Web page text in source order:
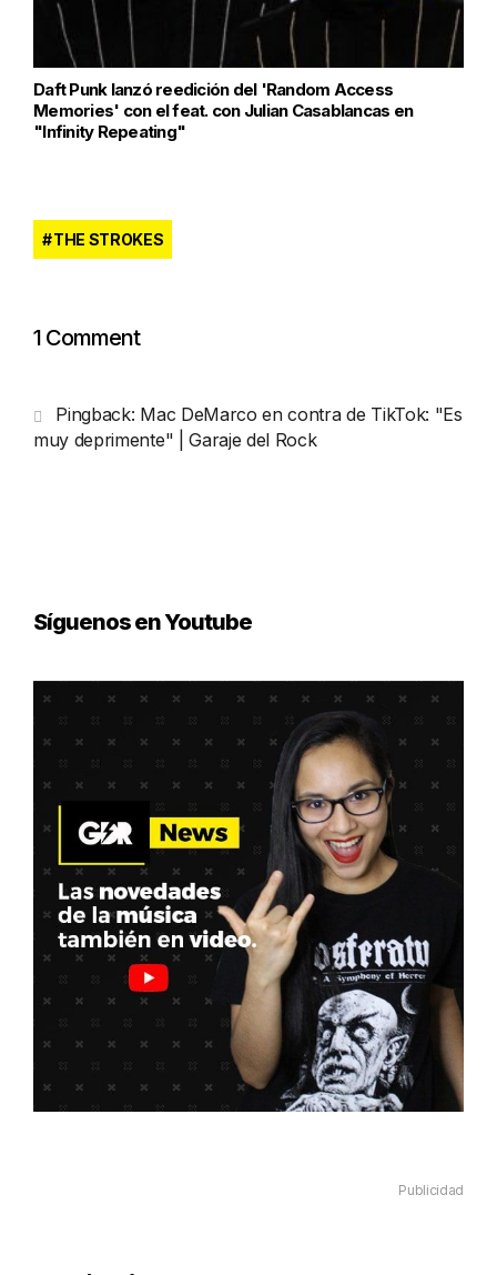
Daft Punk lanzó reedición del 'Random Access
Memories' con el feat. con Julian Casablancas en
"Infinity Repeating"
THE STROKES
1 Comment
Pingback: Mac DeMarco en contra de TikTok: "Es
muy deprimente" | Garaje del Rock
Síguenos en Youtube
Publicidad